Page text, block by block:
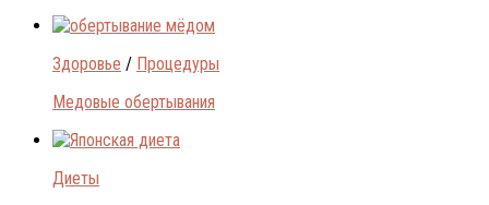
Здоровье / Процедуры
Медовые обертывания
Диеты